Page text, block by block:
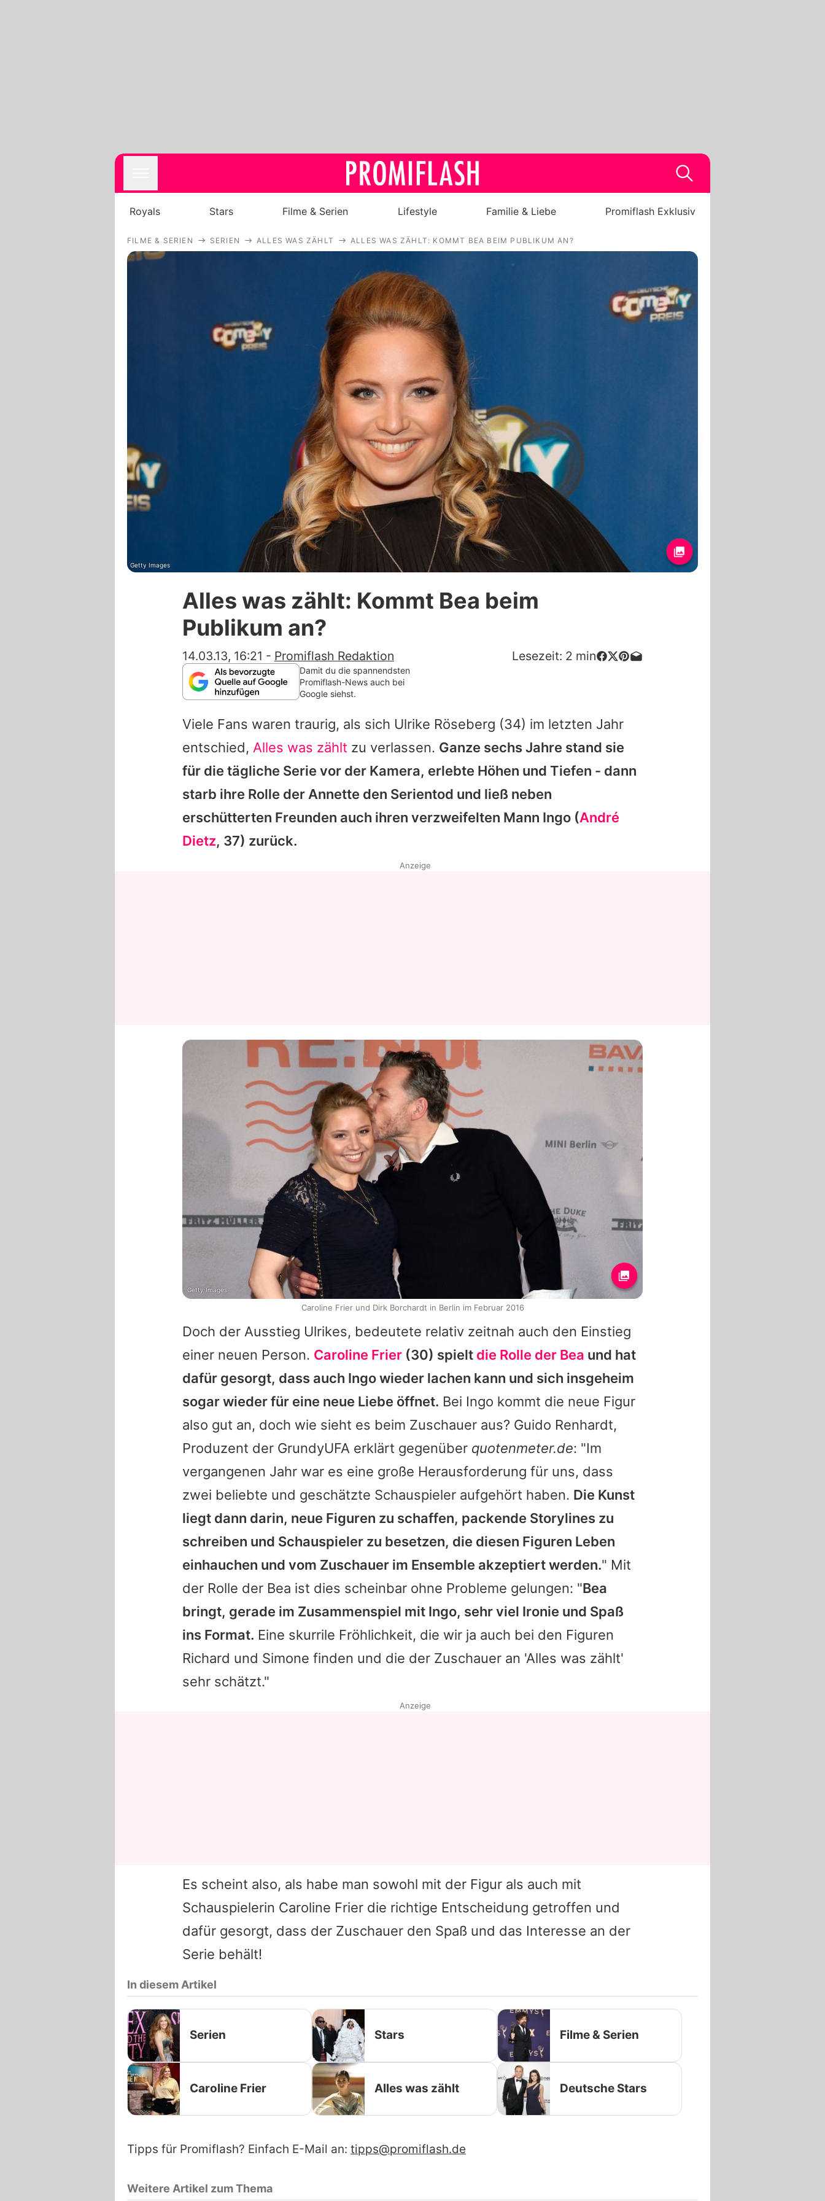
Royals
Stars
Filme & Serien
Lifestyle
Familie & Liebe
Promiflash Exklusiv
Alle Themen auf Promiflash
Jobs
App runterladen
Team
Redaktionelle Richtlinien
Impressum
Datenschutzerklärung
Nutzungsbedingungen
Royals Stars Filme & Serien Lifestyle Familie & Liebe Promiflash Exklusiv
FILME & SERIEN SERIEN ALLES WAS ZÄHLT ALLES WAS ZÄHLT: KOMMT BEA BEIM PUBLIKUM AN?
Getty Images
Alles was zählt: Kommt Bea beim
Publikum an?
14.03.13, 16:21 - Promiflash Redaktion Lesezeit: 2 min
Damit du die spannendsten
Promiflash-News auch bei
Google siehst.
Viele Fans waren traurig, als sich Ulrike Röseberg (34) im letzten Jahr
entschied, Alles was zählt zu verlassen. Ganze sechs Jahre stand sie
für die tägliche Serie vor der Kamera, erlebte Höhen und Tiefen - dann
starb ihre Rolle der Annette den Serientod und ließ neben
erschütterten Freunden auch ihren verzweifelten Mann Ingo (André
Dietz, 37) zurück.
Doch der Ausstieg Ulrikes, bedeutete relativ zeitnah auch den Einstieg
einer neuen Person. Caroline Frier (30) spielt die Rolle der Bea und hat
dafür gesorgt, dass auch Ingo wieder lachen kann und sich insgeheim
sogar wieder für eine neue Liebe öffnet. Bei Ingo kommt die neue Figur
also gut an, doch wie sieht es beim Zuschauer aus? Guido Renhardt,
Produzent der GrundyUFA erklärt gegenüber quotenmeter.de: "Im
vergangenen Jahr war es eine große Herausforderung für uns, dass
zwei beliebte und geschätzte Schauspieler aufgehört haben. Die Kunst
liegt dann darin, neue Figuren zu schaffen, packende Storylines zu
schreiben und Schauspieler zu besetzen, die diesen Figuren Leben
einhauchen und vom Zuschauer im Ensemble akzeptiert werden." Mit
der Rolle der Bea ist dies scheinbar ohne Probleme gelungen: "Bea
bringt, gerade im Zusammenspiel mit Ingo, sehr viel Ironie und Spaß
ins Format. Eine skurrile Fröhlichkeit, die wir ja auch bei den Figuren
Richard und Simone finden und die der Zuschauer an 'Alles was zählt'
sehr schätzt."
Es scheint also, als habe man sowohl mit der Figur als auch mit
Schauspielerin Caroline Frier die richtige Entscheidung getroffen und
dafür gesorgt, dass der Zuschauer den Spaß und das Interesse an der
Serie behält!
Anzeige
Getty Images
Caroline Frier und Dirk Borchardt in Berlin im Februar 2016
Anzeige
In diesem Artikel
Serien Stars Filme & Serien
Caroline Frier Alles was zählt Deutsche Stars
Tipps für Promiflash? Einfach E-Mail an: tipps@promiflash.de
Weitere Artikel zum Thema